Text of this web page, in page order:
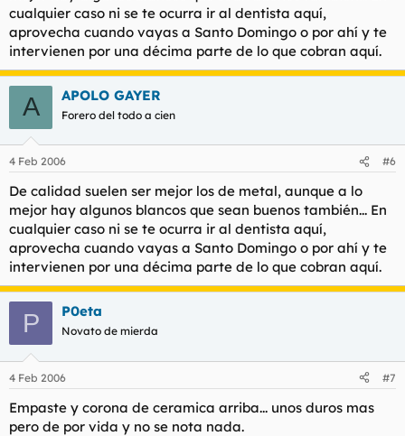
cualquier caso ni se te ocurra ir al dentista aquí,
aprovecha cuando vayas a Santo Domingo o por ahí y te
intervienen por una décima parte de lo que cobran aquí.
A APOLO GAYER
Forero del todo a cien
4 Feb 2006 #6
De calidad suelen ser mejor los de metal, aunque a lo
mejor hay algunos blancos que sean buenos también... En
cualquier caso ni se te ocurra ir al dentista aquí,
aprovecha cuando vayas a Santo Domingo o por ahí y te
intervienen por una décima parte de lo que cobran aquí.
P P0eta
Novato de mierda
4 Feb 2006 #7
Empaste y corona de ceramica arriba... unos duros mas
pero de por vida y no se nota nada.